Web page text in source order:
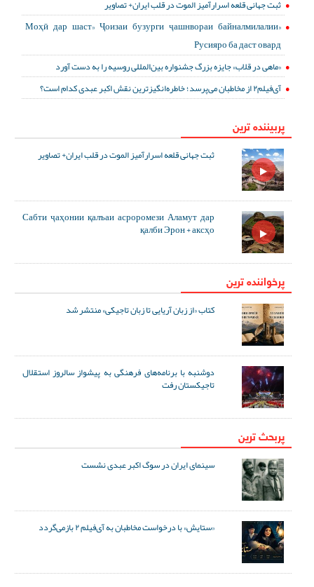
ثبت جهانی قلعه اسرارآمیز الموت در قلب ایران+ تصاویر
«Моҳӣ дар шаст» Ҷоизаи бузурги ҷашнвораи байналмилалии
Русияро ба даст овард
«ماهی در قلاب» جایزه بزرگ جشنواره بین‌المللی روسیه را به دست آورد
آی‌فیلم۲ از مخاطبان می‌پرسد؛ خاطره‌انگیزترین نقش اکبر عبدی کدام است؟
پربیننده ترین
ثبت جهانی قلعه اسرارآمیز الموت در قلب ایران+ تصاویر
Сабти ҷаҳонии қалъаи асроромези Аламут дар
қалби Эрон + аксҳо
پرخواننده ترین
کتاب «از زبان آریایی تا زبان تاجیکی» منتشر شد
دوشنبه با برنامه‌های فرهنگی به پیشواز سالروز استقلال
تاجیکستان رفت
پربحث ترین
سینمای ایران در سوگ اکبر عبدی نشست
«ستایش» با درخواست مخاطبان به آی‌فیلم ۲ بازمی‌گردد